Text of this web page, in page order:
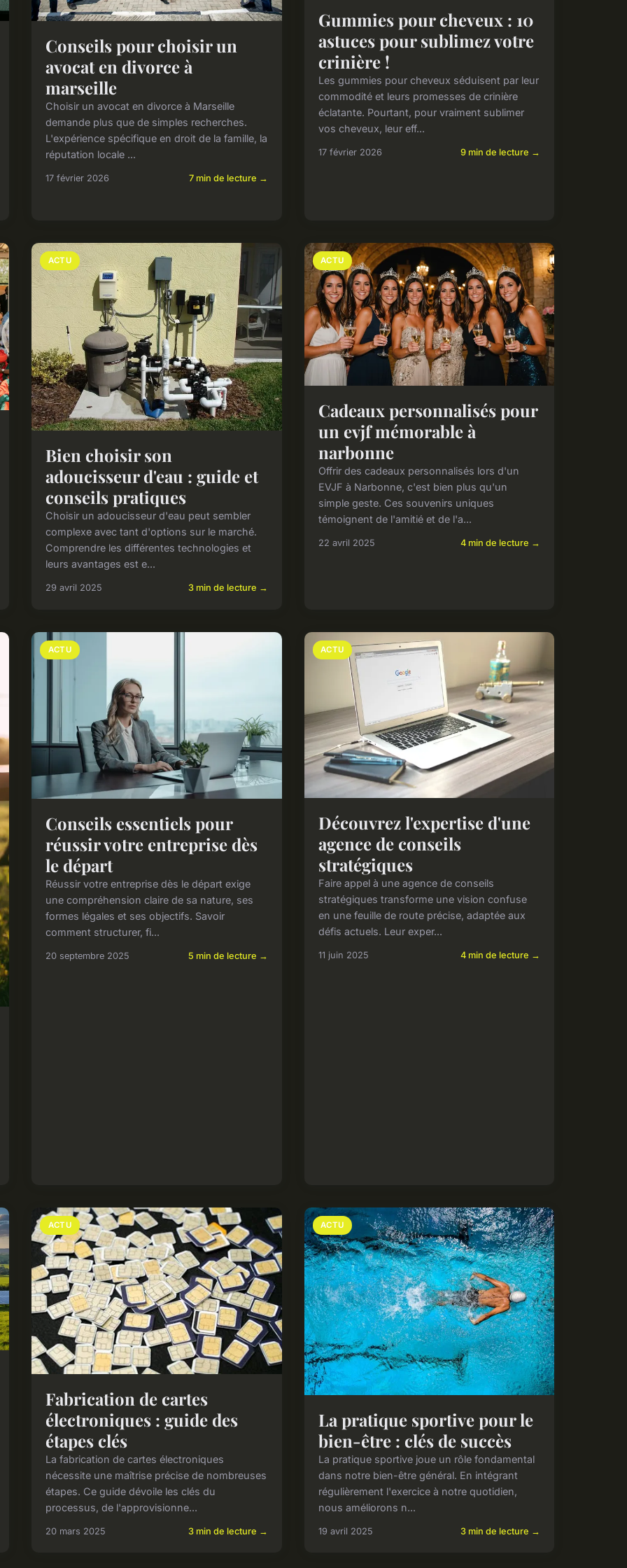
Conseils pour choisir un
avocat en divorce à
marseille
Choisir un avocat en divorce à Marseille
demande plus que de simples recherches.
L'expérience spécifique en droit de la famille, la
réputation locale ...
17 février 2026 7 min de lecture →
Gummies pour cheveux : 10
astuces pour sublimez votre
crinière !
Les gummies pour cheveux séduisent par leur
commodité et leurs promesses de crinière
éclatante. Pourtant, pour vraiment sublimer
vos cheveux, leur eff...
17 février 2026 9 min de lecture →
ACTU
Bien choisir son
adoucisseur d'eau : guide et
conseils pratiques
Choisir un adoucisseur d'eau peut sembler
complexe avec tant d'options sur le marché.
Comprendre les différentes technologies et
leurs avantages est e...
29 avril 2025 3 min de lecture →
ACTU
Cadeaux personnalisés pour
un evjf mémorable à
narbonne
Offrir des cadeaux personnalisés lors d'un
EVJF à Narbonne, c'est bien plus qu'un
simple geste. Ces souvenirs uniques
témoignent de l'amitié et de l'a...
22 avril 2025 4 min de lecture →
ACTU
Conseils essentiels pour
réussir votre entreprise dès
le départ
Réussir votre entreprise dès le départ exige
une compréhension claire de sa nature, ses
formes légales et ses objectifs. Savoir
comment structurer, fi...
20 septembre 2025 5 min de lecture →
ACTU
Découvrez l'expertise d'une
agence de conseils
stratégiques
Faire appel à une agence de conseils
stratégiques transforme une vision confuse
en une feuille de route précise, adaptée aux
défis actuels. Leur exper...
11 juin 2025 4 min de lecture →
ACTU
Fabrication de cartes
électroniques : guide des
étapes clés
La fabrication de cartes électroniques
nécessite une maîtrise précise de nombreuses
étapes. Ce guide dévoile les clés du
processus, de l'approvisionne...
20 mars 2025 3 min de lecture →
ACTU
La pratique sportive pour le
bien-être : clés de succès
La pratique sportive joue un rôle fondamental
dans notre bien-être général. En intégrant
régulièrement l'exercice à notre quotidien,
nous améliorons n...
19 avril 2025 3 min de lecture →